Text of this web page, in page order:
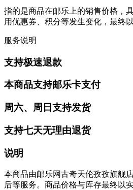
指的是商品在邮乐上的销售价格，
用优惠券、积分等发生变化，最终
服务说明
支持极速退款
本商品支持邮乐卡支付
周六、周日支持发货
支持七天无理由退货
说明
本商品由邮乐网古奇天伦孜孜旗舰
后等服务。商品价格与库存最终以